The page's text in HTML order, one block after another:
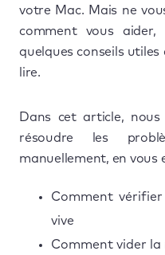
votre Mac. Mais ne
comment vous aider,
quelques conseils
lire.
Dans cet article,
résoudre les
manuellement, en vous
Comment
vive
Comment vider la